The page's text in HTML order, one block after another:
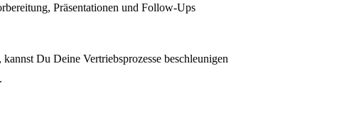
Präsentationen und Follow-Ups
Du Deine Vertriebsprozesse beschleunigen